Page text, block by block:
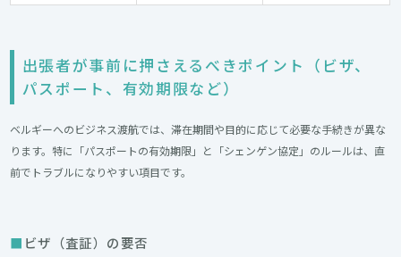
出張者が事前に押さえるべきポイント（ビザ、
パスポート、有効期限など）
ベルギーへのビジネス渡航では、滞在期間や目的に応じて必要な手続きが異な
ります。特に「パスポートの有効期限」と「シェンゲン協定」のルールは、直
前でトラブルになりやすい項目です。
ビザ（査証）の要否